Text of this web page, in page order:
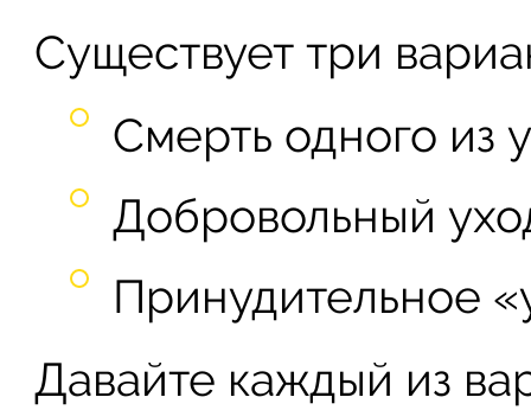
Существует три
Смерть одного из
Добровольный
Принудительное
Давайте каждый из